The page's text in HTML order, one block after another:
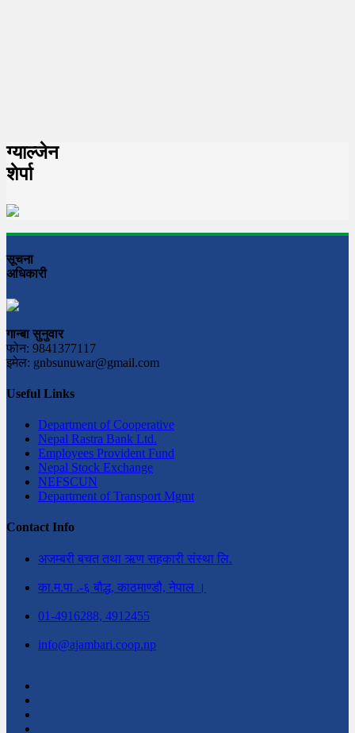
ग्याल्जेन
शेर्पा
सूचना
अधिकारी
गान्बा सुनुवार
फोन: 9841377117
इमेल: gnbsunuwar@gmail.com
Useful Links
Department of Cooperative
Nepal Rastra Bank Ltd.
Employees Provident Fund
Nepal Stock Exchange
NEFSCUN
Department of Transport Mgmt
Contact Info
अजम्बरी बचत तथा ऋण सहकारी संस्था लि.
का.म.पा .-६ बौद्ध, काठमाण्डौ, नेपाल ।
01-4916288, 4912455
info@ajambari.coop.np